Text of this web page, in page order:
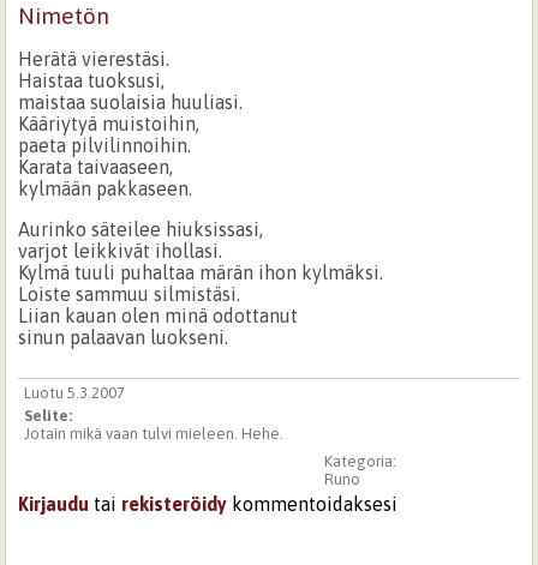
Nimetön
Herätä vierestäsi.
Haistaa tuoksusi,
maistaa suolaisia huuliasi.
Kääriytyä muistoihin,
paeta pilvilinnoihin.
Karata taivaaseen,
kylmään pakkaseen.
Aurinko säteilee hiuksissasi,
varjot leikkivät ihollasi.
Kylmä tuuli puhaltaa märän ihon kylmäksi.
Loiste sammuu silmistäsi.
Liian kauan olen minä odottanut
sinun palaavan luokseni.
Luotu 5.3.2007
Selite:
Jotain mikä vaan tulvi mieleen. Hehe.
Kategoria:
Runo
Kirjaudu tai rekisteröidy kommentoidaksesi